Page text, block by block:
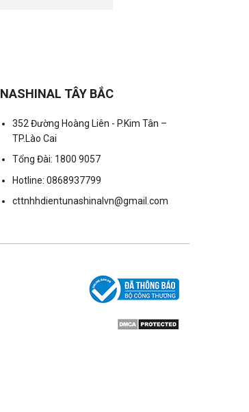
NASHINAL TÂY BẮC
352 Đường Hoàng Liên - P.Kim Tân –
TP.Lào Cai
Tổng Đài: 1800 9057
Hotline: 0868937799
cttnhhdientunashinalvn@gmail.com